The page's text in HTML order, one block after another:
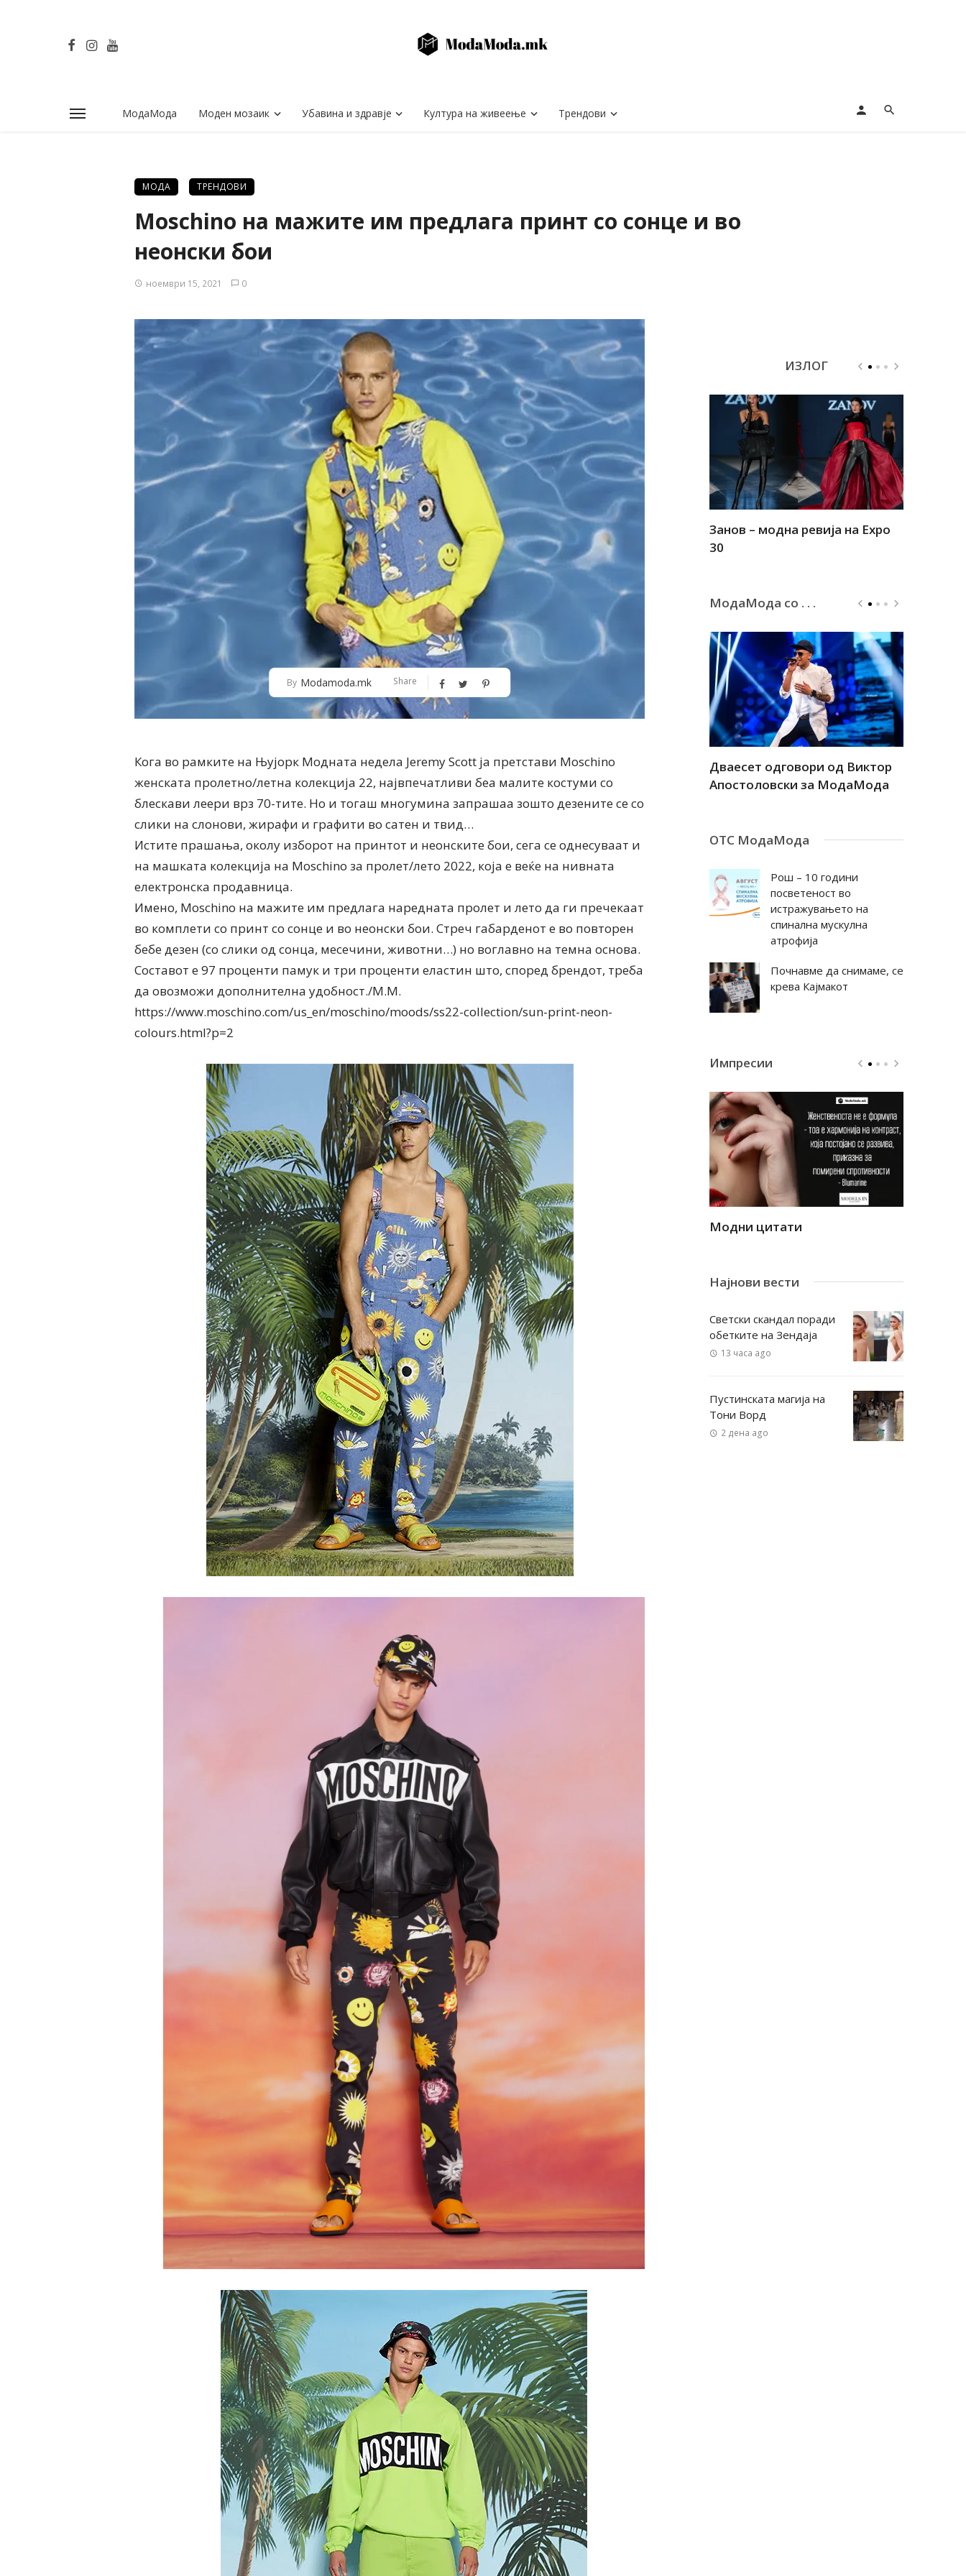
МодаМода Моден мозаик Убавина и здравје Култура на живеење Трендови
МОДА ТРЕНДОВИ
Moschino на мажите им предлага принт со сонце и во
неонски бои
ноември 15, 2021 0
By Modamoda.mk Share
Кога во рамките на Њујорк Модната недела Jeremy Scott ја претстави Moschino
женската пролетно/летна колекција 22, највпечатливи беа малите костуми со
блескави леери врз 70-тите. Но и тогаш многумина запрашаа зошто дезените се со
слики на слонови, жирафи и графити во сатен и твид…
Истите прашања, околу изборот на принтот и неонските бои, сега се однесуваат и
на машката колекција на Moschino за пролет/лето 2022, која е веќе на нивната
електронска продавница.
Имено, Moschino на мажите им предлага наредната пролет и лето да ги пречекаат
во комплети со принт со сонце и во неонски бои. Стреч габарденот е во повторен
бебе дезен (со слики од сонца, месечини, животни…) но воглавно на темна основа.
Составот е 97 проценти памук и три проценти еластин што, според брендот, треба
да овозможи дополнителна удобност./М.М.
https://www.moschino.com/us_en/moschino/moods/ss22-collection/sun-print-neon-
colours.html?p=2
ИЗЛОГ
Алшар – модна ревија на Expo
30
Филигрански обетки
Занов – модна ревија на Expo
30
МодаМода со . . .
Дваесет одговори од Милена
Антовска за МодаМода
Дваесет одговори за
МодаМода со Александар
Ристовски Принц
Дваесет одговори од Виктор
Апостоловски за МодаМода
ОТС МодаМода
Рош – 10 години
посветеност во
истражувањето на
спинална мускулна
атрофија
Почнавме да снимаме, се
крева Кајмакот
Импресии
Модни цитати Модни цитати Модни цитати
Најнови вести
Светски скандал поради
обетките на Зендаја
13 часа ago
Пустинската магија на
Тони Ворд
2 дена ago